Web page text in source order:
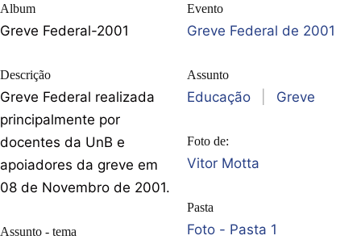
Album
Greve Federal-2001
Descrição
Greve Federal realizada
principalmente por
docentes da UnB e
apoiadores da greve em
08 de Novembro de 2001.
Assunto - tema
Evento
Greve Federal de 2001
Assunto
Educação Greve
Foto de:
Vitor Motta
Pasta
Foto - Pasta 1